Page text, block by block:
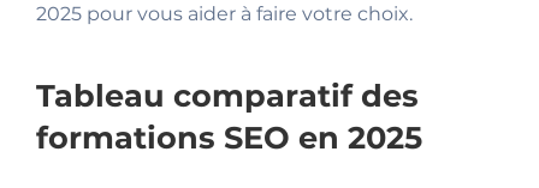
2025 pour vous aider à faire votre choix.
Tableau comparatif des
formations SEO en 2025